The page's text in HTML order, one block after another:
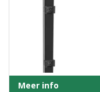
Meer info